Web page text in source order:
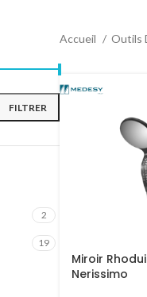
FILTRER
2
19
Accueil Outils
Miroir
Nerissimo